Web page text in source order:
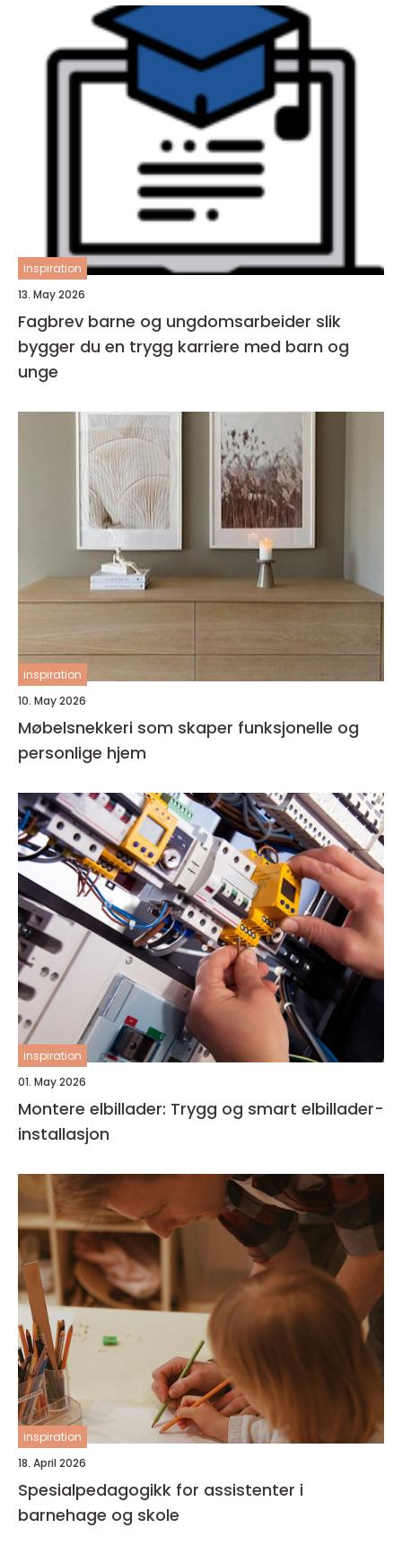
inspiration
13. May 2026
Fagbrev barne og ungdomsarbeider slik
bygger du en trygg karriere med barn og
unge
inspiration
10. May 2026
Møbelsnekkeri som skaper funksjonelle og
personlige hjem
inspiration
01. May 2026
Montere elbillader: Trygg og smart elbillader-
installasjon
inspiration
18. April 2026
Spesialpedagogikk for assistenter i
barnehage og skole